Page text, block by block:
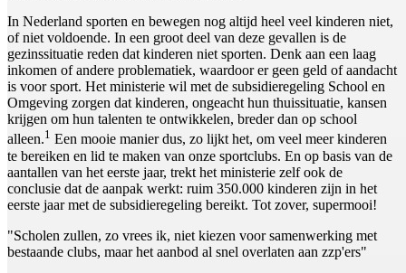
In Nederland sporten en bewegen nog altijd heel veel kinderen niet,
of niet voldoende. In een groot deel van deze gevallen is de
gezinssituatie reden dat kinderen niet sporten. Denk aan een laag
inkomen of andere problematiek, waardoor er geen geld of aandacht
is voor sport. Het ministerie wil met de subsidieregeling School en
Omgeving zorgen dat kinderen, ongeacht hun thuissituatie, kansen
krijgen om hun talenten te ontwikkelen, breder dan op school
alleen.1 Een mooie manier dus, zo lijkt het, om veel meer kinderen
te bereiken en lid te maken van onze sportclubs. En op basis van de
aantallen van het eerste jaar, trekt het ministerie zelf ook de
conclusie dat de aanpak werkt: ruim 350.000 kinderen zijn in het
eerste jaar met de subsidieregeling bereikt. Tot zover, supermooi!
"Scholen zullen, zo vrees ik, niet kiezen voor samenwerking met
bestaande clubs, maar het aanbod al snel overlaten aan zzp'ers"